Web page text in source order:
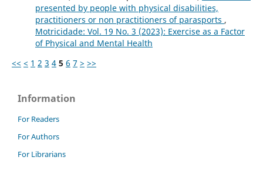
presented by people with physical disabilities,
practitioners or non practitioners of parasports ,
Motricidade: Vol. 19 No. 3 (2023): Exercise as a Factor
of Physical and Mental Health
<< < 1 2 3 4 5 6 7 > >>
Information
For Readers
For Authors
For Librarians